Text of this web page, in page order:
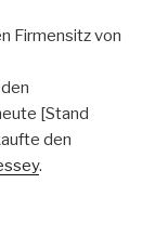
Firmensitz von
[Stand
den
.